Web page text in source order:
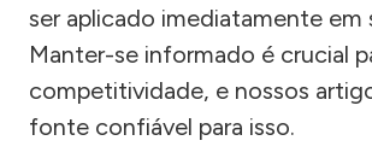
ser aplicado imediatamente em
Manter-se informado é crucial
competitividade, e nossos
fonte confiável para isso.